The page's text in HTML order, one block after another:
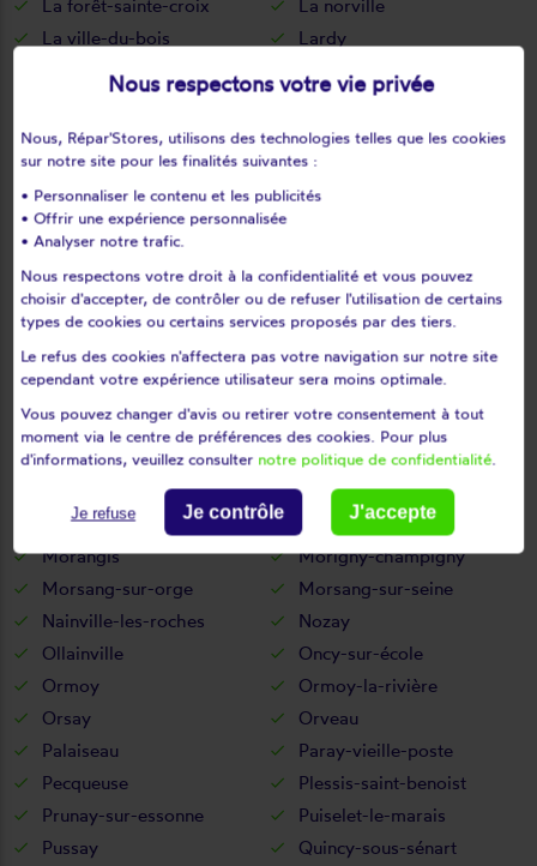
La forêt-sainte-croix
La norville
La ville-du-bois
Lardy
Le coudray-montceaux
Le plessis-pâté
Le val-saint-germain
Les granges-le-roi
Les molières
Les ulis
Leudeville
Leuville-sur-orge
Limours
Limours en hurepoix
Linas
Longpont-sur-orge
Maisse
Marcoussis
Marolles-en-beauce
Marolles-en-hurepoix
Massy
Mauchamps
Mérobert
Mespuits
Milly-la-forêt
Moigny-sur-école
Monnerville
Montgeron
Montlhéry
Morangis
Morigny-champigny
Morsang-sur-orge
Morsang-sur-seine
Nainville-les-roches
Nozay
Ollainville
Oncy-sur-école
Ormoy
Ormoy-la-rivière
Orsay
Orveau
Palaiseau
Paray-vieille-poste
Pecqueuse
Plessis-saint-benoist
Prunay-sur-essonne
Puiselet-le-marais
Pussay
Quincy-sous-sénart
Nous respectons votre vie privée
Nous, Répar'Stores, utilisons des technologies telles que les cookies
sur notre site pour les finalités suivantes :
• Personnaliser le contenu et les publicités
• Offrir une expérience personnalisée
• Analyser notre trafic.
Nous respectons votre droit à la confidentialité et vous pouvez
choisir d'accepter, de contrôler ou de refuser l'utilisation de certains
types de cookies ou certains services proposés par des tiers.
Le refus des cookies n'affectera pas votre navigation sur notre site
cependant votre expérience utilisateur sera moins optimale.
Vous pouvez changer d'avis ou retirer votre consentement à tout
moment via le centre de préférences des cookies. Pour plus
d'informations, veuillez consulter notre politique de confidentialité.
Je refuse Je contrôle J'accepte